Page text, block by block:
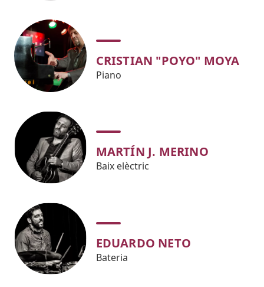
CRISTIAN "POYO" MOYA
Piano
MARTÍN J. MERINO
Baix elèctric
EDUARDO NETO
Bateria